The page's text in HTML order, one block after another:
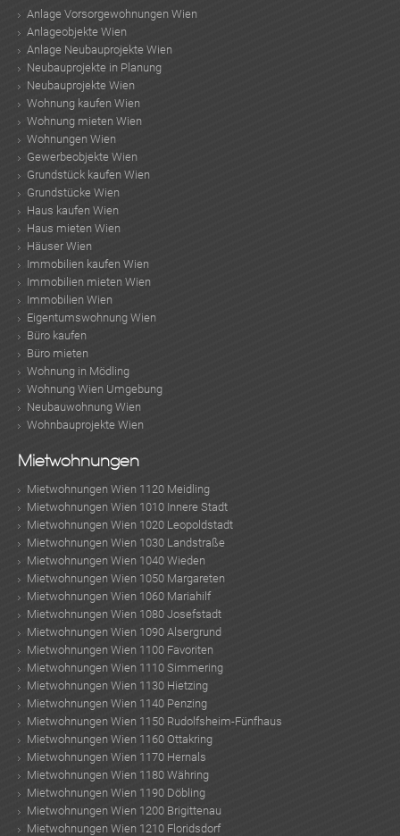
Anlage Vorsorgewohnungen Wien
Anlageobjekte Wien
Anlage Neubauprojekte Wien
Neubauprojekte in Planung
Neubauprojekte Wien
Wohnung kaufen Wien
Wohnung mieten Wien
Wohnungen Wien
Gewerbeobjekte Wien
Grundstück kaufen Wien
Grundstücke Wien
Haus kaufen Wien
Haus mieten Wien
Häuser Wien
Immobilien kaufen Wien
Immobilien mieten Wien
Immobilien Wien
Eigentumswohnung Wien
Büro kaufen
Büro mieten
Wohnung in Mödling
Wohnung Wien Umgebung
Neubauwohnung Wien
Wohnbauprojekte Wien
Mietwohnungen
Mietwohnungen Wien 1120 Meidling
Mietwohnungen Wien 1010 Innere Stadt
Mietwohnungen Wien 1020 Leopoldstadt
Mietwohnungen Wien 1030 Landstraße
Mietwohnungen Wien 1040 Wieden
Mietwohnungen Wien 1050 Margareten
Mietwohnungen Wien 1060 Mariahilf
Mietwohnungen Wien 1080 Josefstadt
Mietwohnungen Wien 1090 Alsergrund
Mietwohnungen Wien 1100 Favoriten
Mietwohnungen Wien 1110 Simmering
Mietwohnungen Wien 1130 Hietzing
Mietwohnungen Wien 1140 Penzing
Mietwohnungen Wien 1150 Rudolfsheim-Fünfhaus
Mietwohnungen Wien 1160 Ottakring
Mietwohnungen Wien 1170 Hernals
Mietwohnungen Wien 1180 Währing
Mietwohnungen Wien 1190 Döbling
Mietwohnungen Wien 1200 Brigittenau
Mietwohnungen Wien 1210 Floridsdorf